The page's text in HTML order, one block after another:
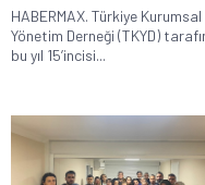
HABERMAX. Türkiye Kurumsal
Yönetim Derneği (TKYD)
bu yıl 15’incisi...